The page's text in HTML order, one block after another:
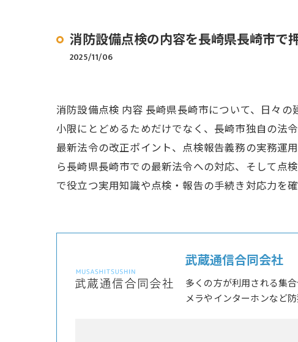
消防設備点検の内容を長崎県長崎市で
2025/11/06
消防設備点検 内容 長崎県長崎市について、日々
小限にとどめるためだけでなく、長崎市独自の法
最新法令の改正ポイント、点検報告義務の実務運
ら長崎県長崎市での最新法令への対応、そして点
で役立つ実用知識や点検・報告の手続き対応力を確
武蔵通信合同会社
多くの方が利用される集
メラやインターホンなど